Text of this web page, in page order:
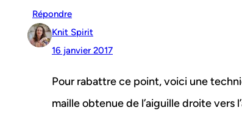
Répondre
Knit Spirit
16 janvier 2017
Pour rabattre ce point, voici une
maille obtenue de l’aiguille droite vers